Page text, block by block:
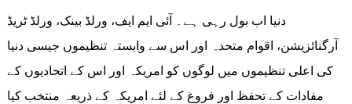
دنیا اب بول رہی ہے۔ آئی ایم ایف، ورلڈ بینک، ورلڈ ٹریڈ
آرگنائزیشن، اقوام متحدہ اور اس سے وابستہ تنظیموں جیسی دنیا
کی اعلی تنظیموں میں لوگوں کو امریکہ اور اس کے اتحادیوں کے
مفادات کے تحفظ اور فروغ کے لئے امریکہ کے ذریعہ منتخب کیا